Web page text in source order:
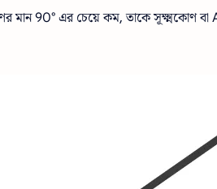
মান 90° এর চেয়ে কম, তাকে সূক্ষ্মকোণ